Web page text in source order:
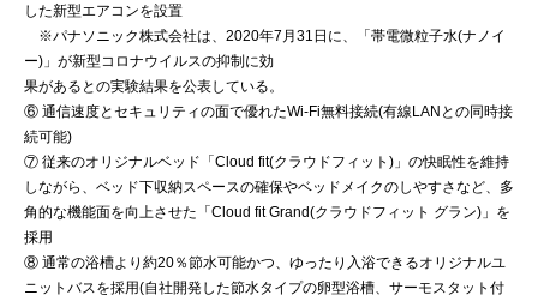
した新型エアコンを設置
※パナソニック株式会社は、2020年7月31日に、「帯電微粒子水(ナノイ
ー)」が新型コロナウイルスの抑制に効
果があるとの実験結果を公表している。
⑥ 通信速度とセキュリティの面で優れたWi-Fi無料接続(有線LANとの同時接
続可能)
⑦ 従来のオリジナルベッド「Cloud fit(クラウドフィット)」の快眠性を維持
しながら、ベッド下収納スペースの確保やベッドメイクのしやすさなど、多
角的な機能面を向上させた「Cloud fit Grand(クラウドフィット グラン)」を
採用
⑧ 通常の浴槽より約20％節水可能かつ、ゆったり入浴できるオリジナルユ
ニットバスを採用(自社開発した節水タイプの卵型浴槽、サーモスタット付